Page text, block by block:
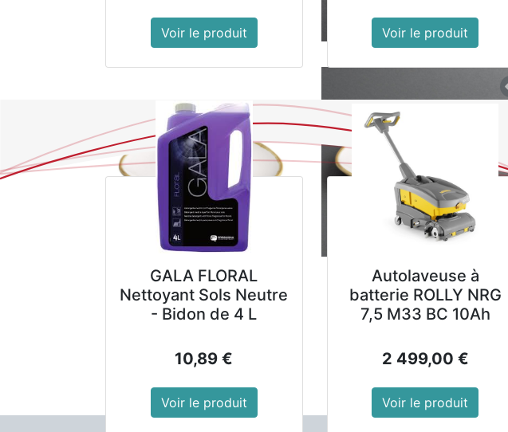
Voir le produit Voir le produit
GALA FLORAL
Nettoyant Sols Neutre
- Bidon de 4 L
10,89 €
Voir le produit
Autolaveuse à
batterie ROLLY NRG
7,5 M33 BC 10Ah
2 499,00 €
Voir le produit